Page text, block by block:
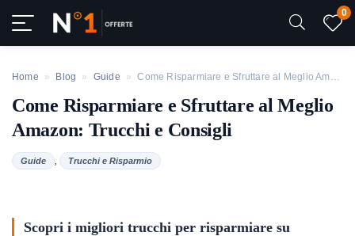
0
Home » Blog » Guide » Come Risparmiare e Sfruttare al Meglio Amazon: Trucchi e Consigli
Come Risparmiare e Sfruttare al Meglio
Amazon: Trucchi e Consigli
Guide , Trucchi e Risparmio
Scopri i migliori trucchi per risparmiare su